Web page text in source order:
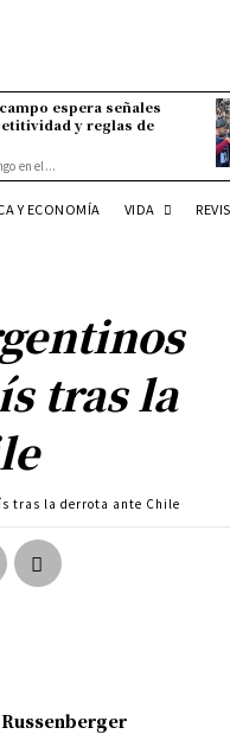
espera señales
y reglas de
en el...
Y ECONOMÍA VIDA
tras la
tras la derrota ante Chile